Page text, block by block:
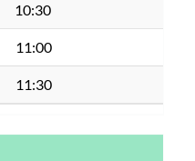
10:30
11:00
11:30